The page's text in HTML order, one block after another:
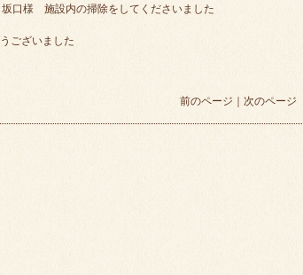
口様 施設内の掃除をしてくださいました
ございました
前のページ 次のページ